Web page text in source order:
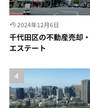
2024年12月6日
千代田区の不動産売却
エステート